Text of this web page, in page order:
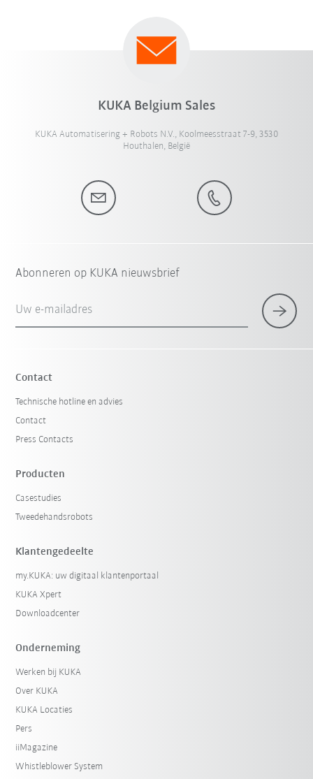
KUKA Belgium Sales
KUKA Automatisering + Robots N.V., Koolmeesstraat 7-9, 3530
Houthalen, België
Abonneren op KUKA nieuwsbrief
Uw e-mailadres
Contact
Technische hotline en advies
Contact
Press Contacts
Producten
Casestudies
Tweedehandsrobots
Klantengedeelte
my.KUKA: uw digitaal klantenportaal
KUKA Xpert
Downloadcenter
Onderneming
Werken bij KUKA
Over KUKA
KUKA Locaties
Pers
iiMagazine
Whistleblower System